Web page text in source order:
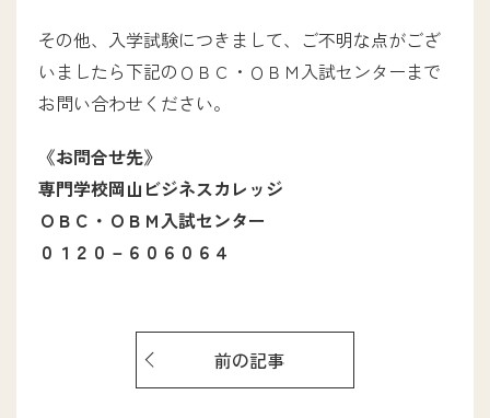
OBC・OBM入試センター
0120-606064
その他、入学試験につきまして、ご不明な点がござ
いましたら下記のＯＢＣ・ＯＢＭ入試センターまで
お問い合わせください。
《お問合せ先》
専門学校岡山ビジネスカレッジ
ＯＢＣ・ＯＢＭ入試センター
０１２０－６０６０６４
前の記事